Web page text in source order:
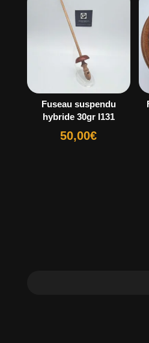
Fuseau suspendu
hybride 30gr I131
50,00€